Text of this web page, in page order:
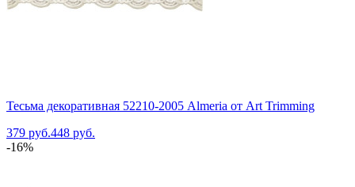
Тесьма декоративная 52210-2005 Almeria от Art Trimming
379 руб.448 руб.
-16%